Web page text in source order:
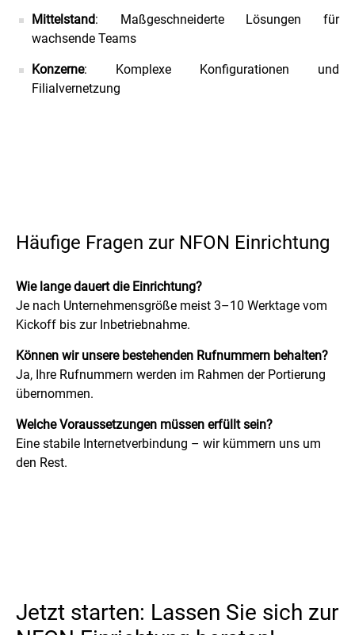
Mittelstand: Maßgeschneiderte Lösungen für
wachsende Teams
Konzerne: Komplexe Konfigurationen und
Filialvernetzung
Häufige Fragen zur NFON Einrichtung
Wie lange dauert die Einrichtung?
Je nach Unternehmensgröße meist 3–10 Werktage vom
Kickoff bis zur Inbetriebnahme.
Können wir unsere bestehenden Rufnummern behalten?
Ja, Ihre Rufnummern werden im Rahmen der Portierung
übernommen.
Welche Voraussetzungen müssen erfüllt sein?
Eine stabile Internetverbindung – wir kümmern uns um
den Rest.
Jetzt starten: Lassen Sie sich zur